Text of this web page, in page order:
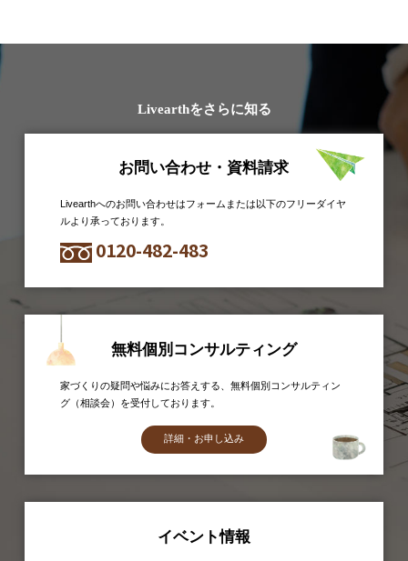
Livearthをさらに知る
お問い合わせ・資料請求
Livearthへのお問い合わせはフォームまたは以下のフリーダイヤ
ルより承っております。
0120-482-483
無料個別コンサルティング
家づくりの疑問や悩みにお答えする、無料個別コンサルティン
グ（相談会）を受付しております。
詳細・お申し込み
イベント情報